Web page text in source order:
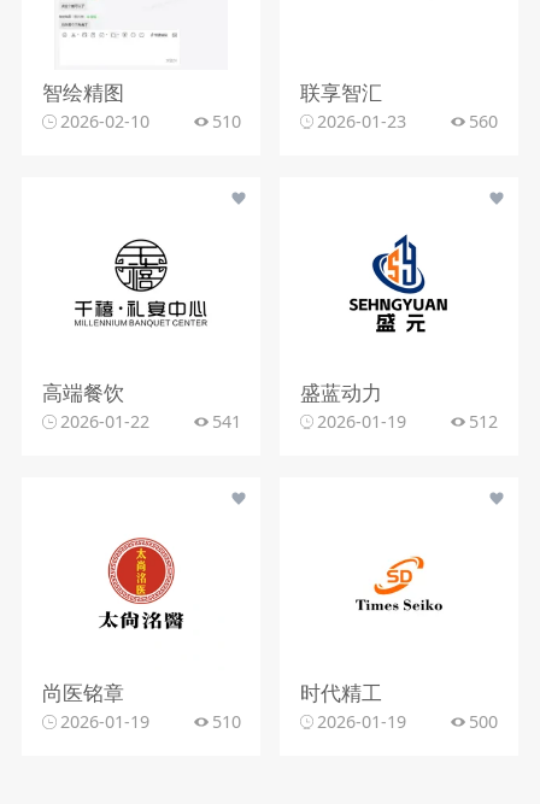
智绘精图
2026-02-10 510
联享智汇
2026-01-23 560
高端餐饮
2026-01-22 541
盛蓝动力
2026-01-19 512
尚医铭章
2026-01-19 510
时代精工
2026-01-19 500